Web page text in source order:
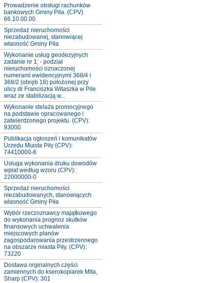
Prowadzenie obsługi rachunków
bankowych Gminy Piła. (CPV)
66.10.00.00
Sprzedaż nieruchomości
niezabudowanej, stanowiącej
własność Gminy Piła
Wykonanie usług geodezyjnych
zadanie nr 1: - podział
nieruchomości oznaczonej
numerami ewidencyjnymi 368/4 i
368/2 (obręb 18) położonej przy
ulicy dr Franciszka Witaszka w Pile
wraz ze stabilizacją w...
Wykonanie stelaża promocyjnego
na podstawie opracowanego i
zatwierdzonego projektu. (CPV):
93000
Publikacja ogłoszeń i komunikatów
Urzedu Miasta Piły (CPV):
74410000-6
Usługa wykonania druku dowodów
wpłat według wzoru (CPV):
22000000-0
Sprzedaż nieruchomości
niezabudowanych, stanowiących
własność Gminy Piła
Wybór rzeczoznawcy majątkowego
do wykonania prognoz skutków
finansowych uchwalenia
miejscowych planów
zagospodarowania przestrzennego
na obszarze miasta Piły. (CPV):
73220
Dostawa orginalnych części
zamiennych do kserokopiarek Mita,
Sharp (CPV): 301